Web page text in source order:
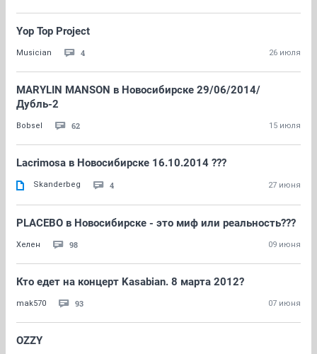
Yop Top Project
Musician 4 26 июля
MARYLIN MANSON в Новосибирске 29/06/2014/
Дубль-2
Bobsel 62 15 июля
Lacrimosa в Новосибирске 16.10.2014 ???
Skanderbeg 4 27 июня
PLACEBO в Новосибирске - это миф или реальность???
Хелен 98 09 июня
Кто едет на концерт Kasabian. 8 марта 2012?
mak570 93 07 июня
OZZY